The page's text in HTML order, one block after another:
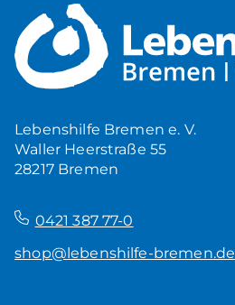
Lebenshilfe Bremen e. V.
Waller Heerstraße 55
28217 Bremen
0421 387 77-0
shop@lebenshilfe-bremen.de